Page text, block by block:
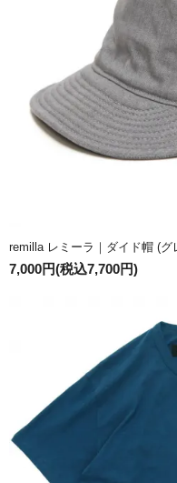
remilla レミーラ｜ダイド帽 (
7,000円(税込7,700円)